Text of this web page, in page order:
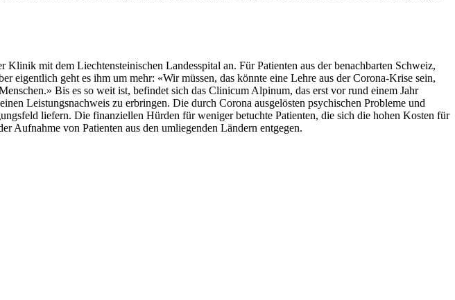
mit dem Liechtensteinischen Landesspital an. Für Patienten aus der benachbarten Schweiz,
eigentlich geht es ihm um mehr: «Wir müssen, das könnte eine Lehre aus der Corona-Krise sein,
Bis es so weit ist, befindet sich das Clinicum Alpinum, das erst vor rund einem Jahr
Leistungsnachweis zu erbringen. Die durch Corona ausgelösten psychischen Probleme und
liefern. Die finanziellen Hürden für weniger betuchte Patienten, die sich die hohen Kosten für
Aufnahme von Patienten aus den umliegenden Ländern entgegen.